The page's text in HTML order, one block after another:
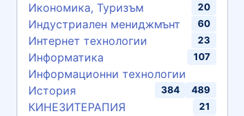
Икономика, Туризъм 20
Индустриален мениджмънт 60
Интернет технологии 23
Информатика 107
Информационни технологии
489
История 384
КИНЕЗИТЕРАПИЯ 21